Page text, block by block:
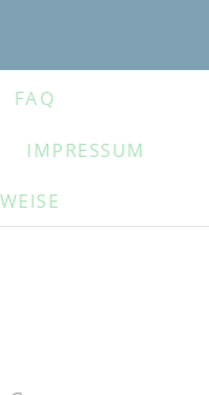
FAQ
IMPRESSUM